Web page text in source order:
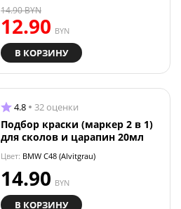
12.90 BYN
14.90BYN
В КОРЗИНУ
4.8 32 оценки
Подбор краски (маркер 2 в 1)
для сколов и царапин 20мл
Цвет: BMW C48 (Alvitgrau)
14.90 BYN
В КОРЗИНУ